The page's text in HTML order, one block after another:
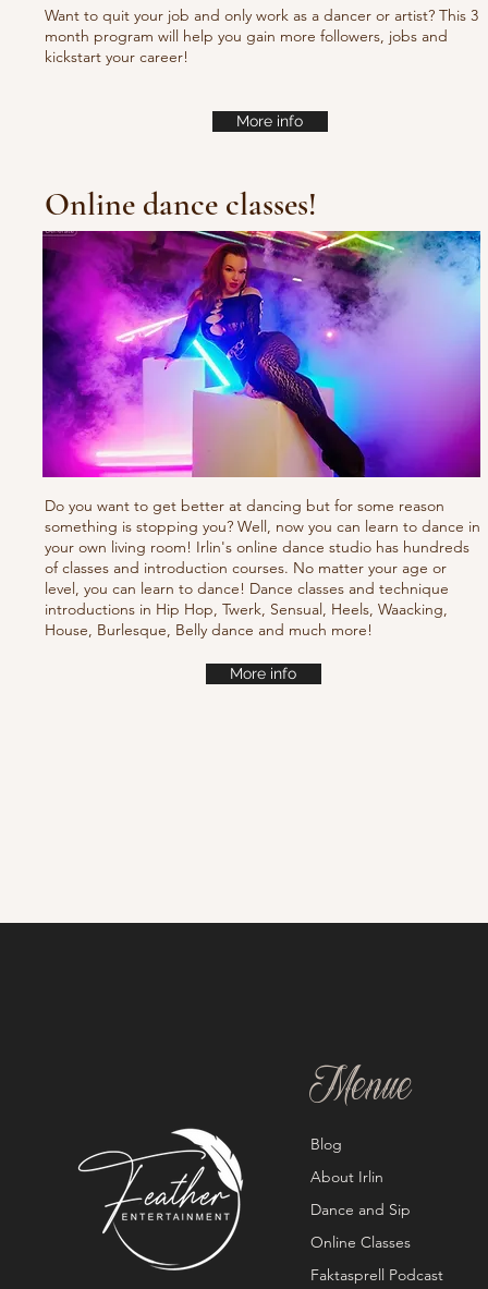
Want to quit your job and only work as a dancer or artist? This 3
month program will help you gain more followers, jobs and
kickstart your career!
More info
Online dance classes!
Do you want to get better at dancing but for some reason
something is stopping you? Well, now you can learn to dance in
your own living room! Irlin's online dance studio has hundreds
of classes and introduction courses. No matter your age or
level, you can learn to dance! Dance classes and technique
introductions in Hip Hop, Twerk, Sensual, Heels, Waacking,
House, Burlesque, Belly dance and much more!
More info
Menue
Blog
About Irlin
Dance and Sip
Online Classes
Faktasprell Podcast